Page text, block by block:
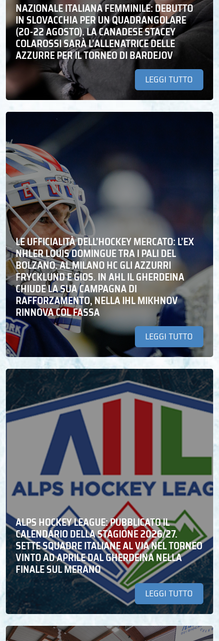
NAZIONALE ITALIANA FEMMINILE: DEBUTTO
IN SLOVACCHIA PER UN QUADRANGOLARE
(20-22 AGOSTO). LA CANADESE STACEY
COLAROSSI SARÀ L’ALLENATRICE DELLE
AZZURRE PER IL TORNEO DI BARDEJOV
LEGGI TUTTO
LE UFFICIALITÀ DELL’HOCKEY MERCATO: L’EX
NHLER LOUIS DOMINGUE TRA I PALI DEL
BOLZANO. AL MILANO HC GLI AZZURRI
FRYCKLUND E GIOS. IN AHL IL GHERDEINA
CHIUDE LA SUA CAMPAGNA DI
RAFFORZAMENTO, NELLA IHL MIKHNOV
RINNOVA COL FASSA
LEGGI TUTTO
ALPS HOCKEY LEAGUE: PUBBLICATO IL
CALENDARIO DELLA STAGIONE 2026/27.
SETTE SQUADRE ITALIANE AL VIA NEL TORNEO
VINTO AD APRILE DAL GHERDEINA NELLA
FINALE SUL MERANO
LEGGI TUTTO